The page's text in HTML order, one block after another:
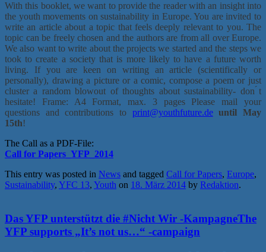
With this booklet, we want to provide the reader with an insight into
the youth movements on sustainability in Europe. You are invited to
write an article about a topic that feels deeply relevant to you. The
topic can be freely chosen and the authors are from all over Europe.
We also want to write about the projects we started and the steps we
took to create a society that is more likely to have a future worth
living.
If you are keen on writing an article (scientifically or
personally), drawing a picture or a comic, compose a poem or just
cluster a random blowout of thoughts about sustainability- don ́t
hesitate!
Frame: A4 Format, max. 3 pages
Please mail your
questions and contributions to print@youthfuture.de until May
15th!
The Call as a PDF-File:
Call for Papers_YFP_2014
This entry was posted in News and tagged Call for Papers, Europe,
Sustainability, YFC 13, Youth on 18. März 2014 by Redaktion.
Das YFP unterstützt die #Nicht Wir -KampagneThe
YFP supports „It’s not us…“ -campaign